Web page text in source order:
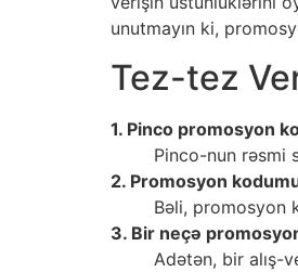
unutmayın ki,
Tez-tez
1. Pinco promosyon
Pinco-nun rəsmi
2. Promosyon
Bəli, promosyon
3. Bir neçə
Adətən, bir alış-